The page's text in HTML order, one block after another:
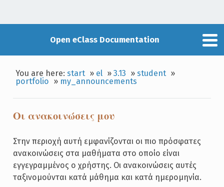
Open eClass Documentation
You are here:start » el »3.13 »student »
portfolio » my_announcements
Οι ανακοινώσεις μου
Στην περιοχή αυτή εμφανίζονται οι πιο πρόσφατες
ανακοινώσεις στα μαθήματα στο οποίο είναι
εγγεγραμμένος ο χρήστης. Οι ανακοινώσεις αυτές
ταξινομούνται κατά μάθημα και κατά ημερομηνία.